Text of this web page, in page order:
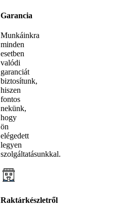
Garancia
Munkáinkra
minden
esetben
valódi
garanciát
biztosítunk,
hiszen
fontos
nekünk,
hogy
ön
elégedett
legyen
szolgáltatásunkkal.
Raktárkészletről